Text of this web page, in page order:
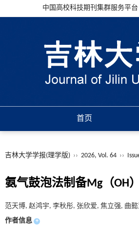
中国高校科技期刊集群服务平台
首页
吉林大学学报(理学版) ›› 2026, Vol. 64 ››
氨气鼓泡法制备Mg（OH）
范天博, 赵鸿宇, 李秋彤, 张欣爱, 焦立强, 曲
作者信息 +